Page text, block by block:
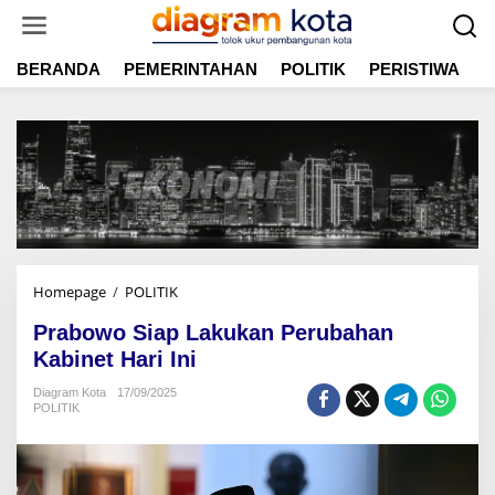
t
BERANDA PEMERINTAHAN POLITIK PERISTIWA
Homepage / POLITIK
a
b
i
a
Prabowo Siap Lakukan Perubahan
Kabinet Hari Ini
Diagram Kota
17/09/2025
POLITIK